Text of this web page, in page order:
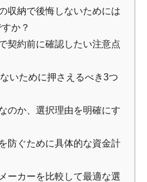
収納で後悔しないためには
か？
契約前に確認したい注意点
いために押さえるべき3つ
のか、選択理由を明確にす
防ぐために具体的な資金計
ーカーを比較して最適な選